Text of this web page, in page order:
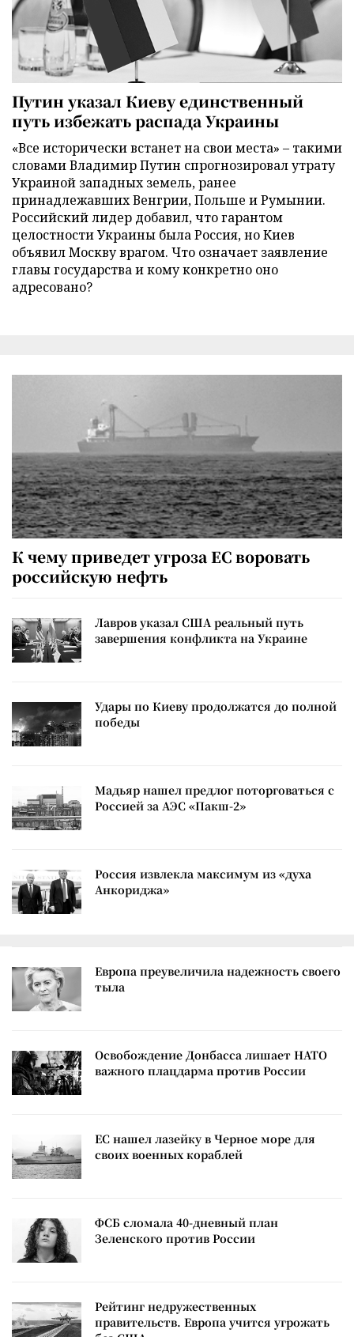
Путин указал Киеву единственный
путь избежать распада Украины
«Все исторически встанет на свои места» – такими
словами Владимир Путин спрогнозировал утрату
Украиной западных земель, ранее
принадлежавших Венгрии, Польше и Румынии.
Российский лидер добавил, что гарантом
целостности Украины была Россия, но Киев
объявил Москву врагом. Что означает заявление
главы государства и кому конкретно оно
адресовано?
К чему приведет угроза ЕС воровать
российскую нефть
Лавров указал США реальный путь
завершения конфликта на Украине
Удары по Киеву продолжатся до полной
победы
Мадьяр нашел предлог поторговаться с
Россией за АЭС «Пакш-2»
Россия извлекла максимум из «духа
Анкориджа»
Европа преувеличила надежность своего
тыла
Освобождение Донбасса лишает НАТО
важного плацдарма против России
ЕС нашел лазейку в Черное море для
своих военных кораблей
ФСБ сломала 40-дневный план
Зеленского против России
Рейтинг недружественных
правительств. Европа учится угрожать